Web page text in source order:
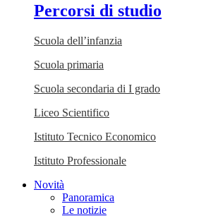
Percorsi di studio
Scuola dell’infanzia
Scuola primaria
Scuola secondaria di I grado
Liceo Scientifico
Istituto Tecnico Economico
Istituto Professionale
Novità
Panoramica
Le notizie